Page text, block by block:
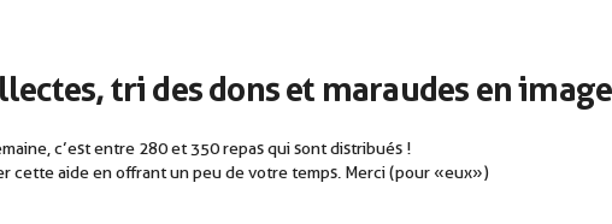
tri des dons et maraudes en
c’est entre 280 et 350 repas qui sont distribués !
cette aide en offrant un peu de votre temps. Merci (pour « eux »)